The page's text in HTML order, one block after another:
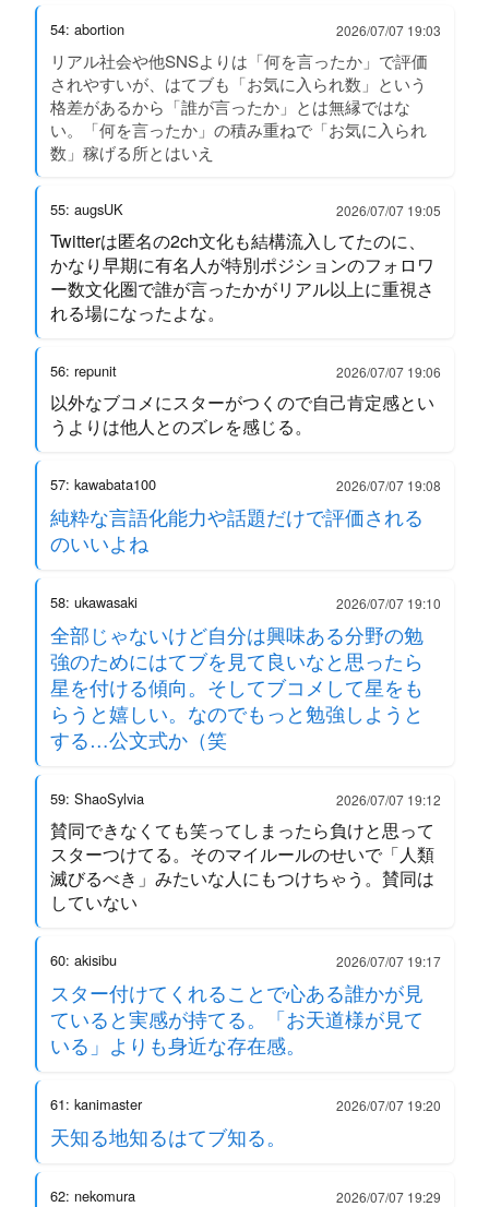
54: abortion 2026/07/07 19:03
リアル社会や他SNSよりは「何を言ったか」で評価
されやすいが、はてブも「お気に入られ数」という
格差があるから「誰が言ったか」とは無縁ではな
い。「何を言ったか」の積み重ねで「お気に入られ
数」稼げる所とはいえ
55: augsUK 2026/07/07 19:05
Twitterは匿名の2ch文化も結構流入してたのに、
かなり早期に有名人が特別ポジションのフォロワ
ー数文化圏で誰が言ったかがリアル以上に重視さ
れる場になったよな。
56: repunit 2026/07/07 19:06
以外なブコメにスターがつくので自己肯定感とい
うよりは他人とのズレを感じる。
57: kawabata100 2026/07/07 19:08
純粋な言語化能力や話題だけで評価される
のいいよね
58: ukawasaki 2026/07/07 19:10
全部じゃないけど自分は興味ある分野の勉
強のためにはてブを見て良いなと思ったら
星を付ける傾向。そしてブコメして星をも
らうと嬉しい。なのでもっと勉強しようと
する…公文式か（笑
59: ShaoSylvia 2026/07/07 19:12
賛同できなくても笑ってしまったら負けと思って
スターつけてる。そのマイルールのせいで「人類
滅びるべき」みたいな人にもつけちゃう。賛同は
していない
60: akisibu 2026/07/07 19:17
スター付けてくれることで心ある誰かが見
ていると実感が持てる。「お天道様が見て
いる」よりも身近な存在感。
61: kanimaster 2026/07/07 19:20
天知る地知るはてブ知る。
62: nekomura 2026/07/07 19:29